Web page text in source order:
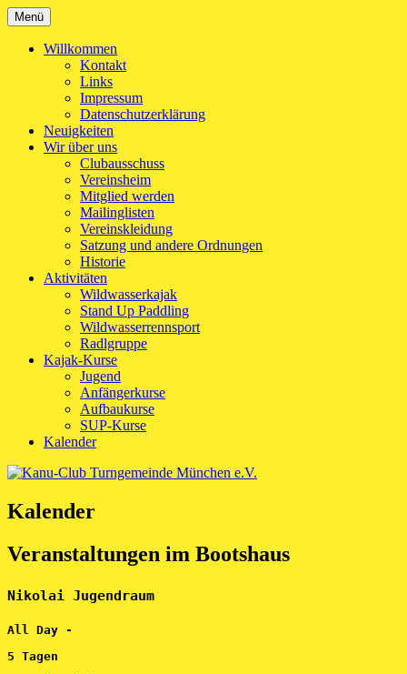
Zum
Inhalt
springen
Kanu-Club Turngemeinde München e.V.
Kanu fahren in München
Menü
Willkommen
Kontakt
Links
Impressum
Datenschutzerklärung
Neuigkeiten
Wir über uns
Clubausschuss
Vereinsheim
Mitglied werden
Mailinglisten
Vereinskleidung
Satzung und andere Ordnungen
Historie
Aktivitäten
Wildwasserkajak
Stand Up Paddling
Wildwasserrennsport
Radlgruppe
Kajak-Kurse
Jugend
Anfängerkurse
Aufbaukurse
SUP-Kurse
Kalender
Kalender
Veranstaltungen im Bootshaus
Nikolai Jugendraum
All Day -
5 Tagen